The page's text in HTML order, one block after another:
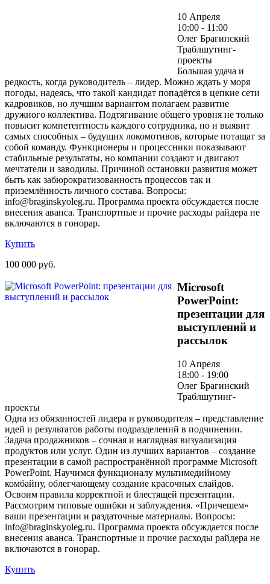
10 Апреля
10:00 - 11:00
Олег Брагинский
Траблшутинг-
проекты
Большая удача и
редкость, когда руководитель – лидер. Можно ждать у моря
погоды, надеясь, что такой кандидат попадётся в цепкие сети
кадровиков, но лучшим вариантом полагаем развитие
дружного коллектива. Подтягивание общего уровня не только
повысит компетентность каждого сотрудника, но и выявит
самых способных – будущих локомотивов, которые потащат за
собой команду. Функционеры и процессники показывают
стабильные результаты, но компании создают и двигают
мечтатели и заводилы. Причиной остановки развития может
быть как забюрократизованность процессов так и
приземлённость личного состава. Вопросы:
info@braginskyoleg.ru. Программа проекта обсуждается после
внесения аванса. Транспортные и прочие расходы райдера не
включаются в гонорар.
Купить
100 000 руб.
Microsoft
PowerPoint:
презентации для
выступлений и
рассылок
10 Апреля
18:00 - 19:00
Олег Брагинский
Траблшутинг-
проекты
Одна из обязанностей лидера и руководителя – представление
идей и результатов работы подразделений в подчинении.
Задача продажников – сочная и наглядная визуализация
продуктов или услуг. Один из лучших вариантов – создание
презентации в самой распространённой программе Microsoft
PowerPoint. Научимся функционалу мультимедийному
комбайну, облегчающему создание красочных слайдов.
Освоим правила корректной и блестящей презентации.
Рассмотрим типовые ошибки и заблуждения. «Причешем»
ваши презентации и раздаточные материалы. Вопросы:
info@braginskyoleg.ru. Программа проекта обсуждается после
внесения аванса. Транспортные и прочие расходы райдера не
включаются в гонорар.
Купить